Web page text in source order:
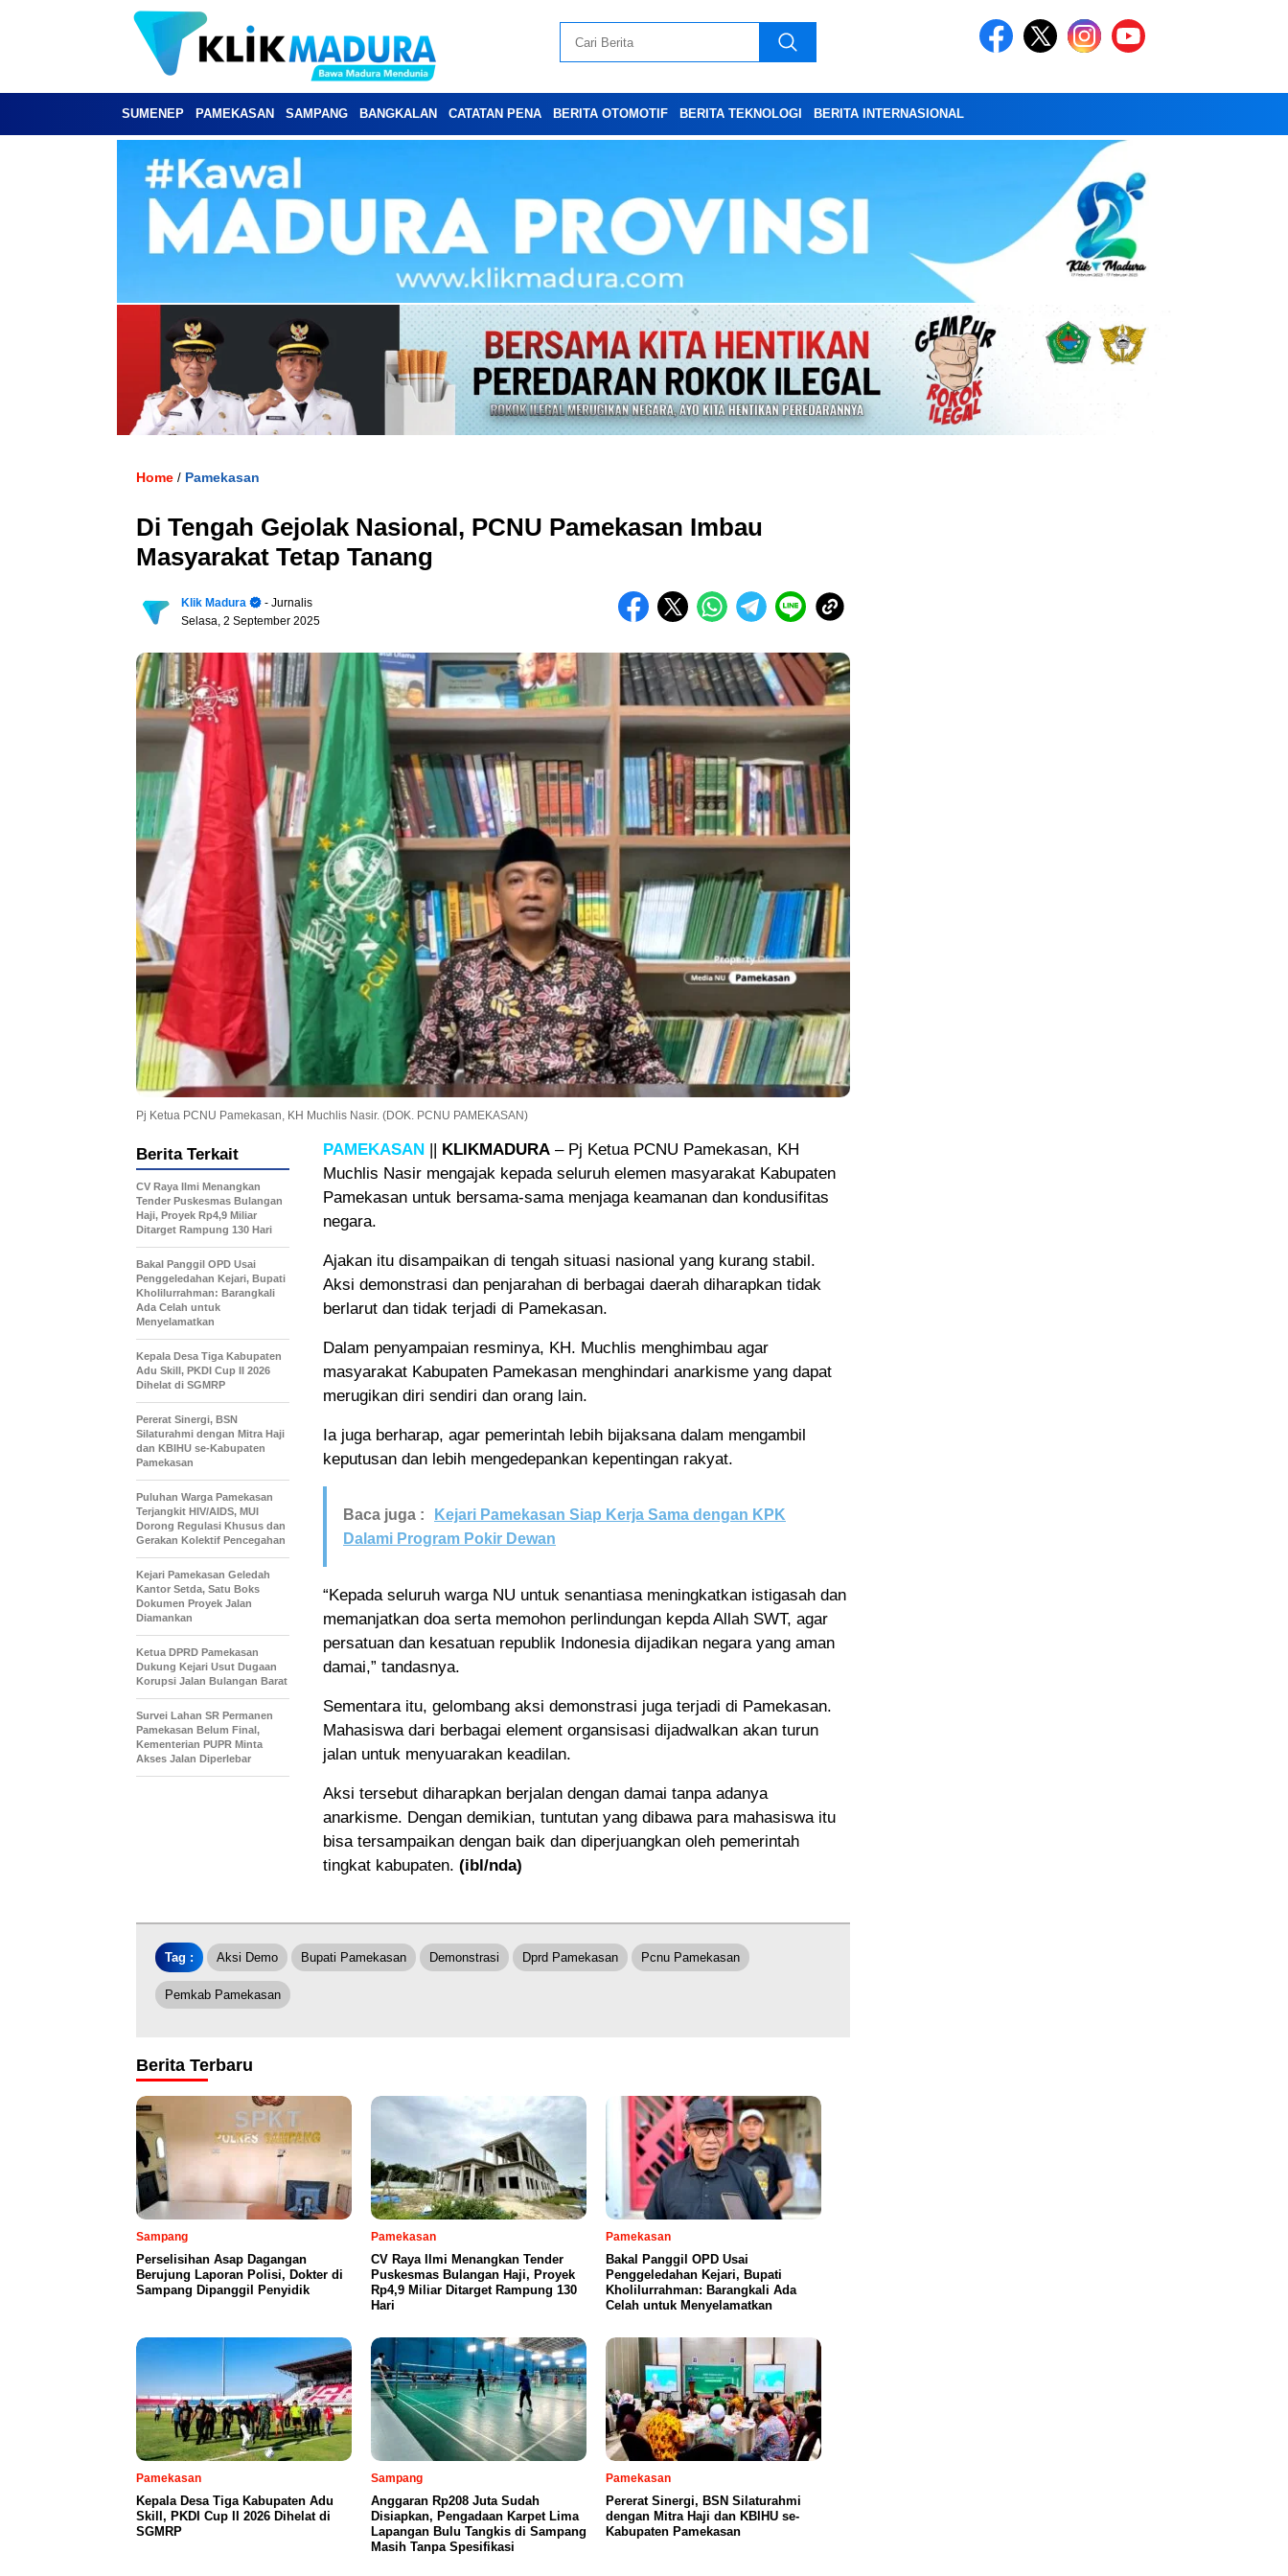
SUMENEP PAMEKASAN SAMPANG BANGKALAN CATATAN PENA BERITA OTOMOTIF BERITA TEKNOLOGI BERITA INTERNASIONAL
Home / Pamekasan
Di Tengah Gejolak Nasional, PCNU Pamekasan Imbau
Masyarakat Tetap Tanang
Klik Madura
- Jurnalis
Selasa, 2 September 2025
Pj Ketua PCNU Pamekasan, KH Muchlis Nasir. (DOK. PCNU PAMEKASAN)
PAMEKASAN || KLIKMADURA – Pj Ketua PCNU Pamekasan, KH
Muchlis Nasir mengajak kepada seluruh elemen masyarakat Kabupaten
Pamekasan untuk bersama-sama menjaga keamanan dan kondusifitas
negara.
Ajakan itu disampaikan di tengah situasi nasional yang kurang stabil.
Aksi demonstrasi dan penjarahan di berbagai daerah diharapkan tidak
berlarut dan tidak terjadi di Pamekasan.
Dalam penyampaian resminya, KH. Muchlis menghimbau agar
masyarakat Kabupaten Pamekasan menghindari anarkisme yang dapat
merugikan diri sendiri dan orang lain.
Ia juga berharap, agar pemerintah lebih bijaksana dalam mengambil
keputusan dan lebih mengedepankan kepentingan rakyat.
Baca juga :
Kejari Pamekasan Siap Kerja Sama dengan KPK
Dalami Program Pokir Dewan
“Kepada seluruh warga NU untuk senantiasa meningkatkan istigasah dan
memanjatkan doa serta memohon perlindungan kepda Allah SWT, agar
persatuan dan kesatuan republik Indonesia dijadikan negara yang aman
damai,” tandasnya.
Sementara itu, gelombang aksi demonstrasi juga terjadi di Pamekasan.
Mahasiswa dari berbagai element organsisasi dijadwalkan akan turun
jalan untuk menyuarakan keadilan.
Aksi tersebut diharapkan berjalan dengan damai tanpa adanya
anarkisme. Dengan demikian, tuntutan yang dibawa para mahasiswa itu
bisa tersampaikan dengan baik dan diperjuangkan oleh pemerintah
tingkat kabupaten. (ibl/nda)
Berita Terkait
CV Raya Ilmi Menangkan
Tender Puskesmas Bulangan
Haji, Proyek Rp4,9 Miliar
Ditarget Rampung 130 Hari
Bakal Panggil OPD Usai
Penggeledahan Kejari, Bupati
Kholilurrahman: Barangkali
Ada Celah untuk
Menyelamatkan
Kepala Desa Tiga Kabupaten
Adu Skill, PKDI Cup II 2026
Dihelat di SGMRP
Pererat Sinergi, BSN
Silaturahmi dengan Mitra Haji
dan KBIHU se-Kabupaten
Pamekasan
Puluhan Warga Pamekasan
Terjangkit HIV/AIDS, MUI
Dorong Regulasi Khusus dan
Gerakan Kolektif Pencegahan
Kejari Pamekasan Geledah
Kantor Setda, Satu Boks
Dokumen Proyek Jalan
Diamankan
Ketua DPRD Pamekasan
Dukung Kejari Usut Dugaan
Korupsi Jalan Bulangan Barat
Survei Lahan SR Permanen
Pamekasan Belum Final,
Kementerian PUPR Minta
Akses Jalan Diperlebar
Tag : Aksi Demo Bupati Pamekasan Demonstrasi Dprd Pamekasan Pcnu Pamekasan
Pemkab Pamekasan
Berita Terbaru
Sampang
Perselisihan Asap Dagangan
Berujung Laporan Polisi, Dokter di
Sampang Dipanggil Penyidik
Pamekasan
CV Raya Ilmi Menangkan Tender
Puskesmas Bulangan Haji, Proyek
Rp4,9 Miliar Ditarget Rampung 130
Hari
Pamekasan
Bakal Panggil OPD Usai
Penggeledahan Kejari, Bupati
Kholilurrahman: Barangkali Ada
Celah untuk Menyelamatkan
Pamekasan
Kepala Desa Tiga Kabupaten Adu
Skill, PKDI Cup II 2026 Dihelat di
SGMRP
Sampang
Anggaran Rp208 Juta Sudah
Disiapkan, Pengadaan Karpet Lima
Lapangan Bulu Tangkis di Sampang
Masih Tanpa Spesifikasi
Pamekasan
Pererat Sinergi, BSN Silaturahmi
dengan Mitra Haji dan KBIHU se-
Kabupaten Pamekasan